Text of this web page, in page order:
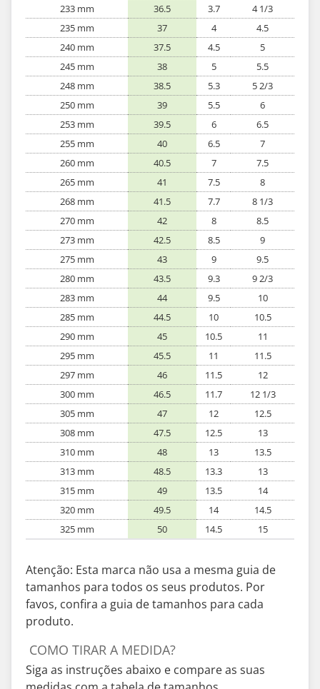
233 mm
36.5 3.7
4 1/3
235 mm
37 4
4.5
240 mm
37.5 4.5
5
245 mm
38 5
5.5
248 mm
38.5 5.3
5 2/3
250 mm
39 5.5
6
253 mm
39.5 6
6.5
255 mm
40 6.5
7
260 mm
40.5 7
7.5
265 mm
41 7.5
8
268 mm
41.5 7.7
8 1/3
270 mm
42 8
8.5
273 mm
42.5 8.5
9
275 mm
43 9
9.5
280 mm
43.5 9.3
9 2/3
283 mm
44 9.5
10
285 mm
44.5 10
10.5
290 mm
45 10.5
11
295 mm
45.5 11
11.5
297 mm
46 11.5
12
300 mm
46.5 11.7
12 1/3
305 mm
47 12
12.5
308 mm
47.5 12.5
13
310 mm
48 13
13.5
313 mm
48.5 13.3
13
315 mm
49 13.5
14
320 mm
49.5 14
14.5
325 mm
50 14.5 15
Atenção: Esta marca não usa a mesma guia de
tamanhos para todos os seus produtos. Por
favos, confira a guia de tamanhos para cada
produto.
COMO TIRAR A MEDIDA?
Siga as instruções abaixo e compare as suas